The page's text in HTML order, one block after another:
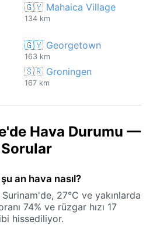
🇬🇾 Mahaica Village
134 km
🇬🇾 Georgetown
163 km
🇸🇷 Groningen
167 km
Hava Durumu —
Sorular
an hava nasıl?
27°C ve yakınlarda
74% ve rüzgar hızı 17
hissediliyor.